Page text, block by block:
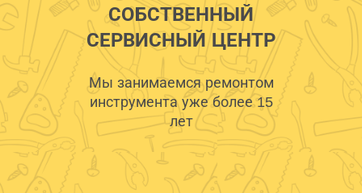
СОБСТВЕННЫЙ
СЕРВИСНЫЙ ЦЕНТР
Мы занимаемся ремонтом
инструмента уже более 15
лет